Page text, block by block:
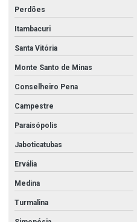
Perdões
Itambacuri
Santa Vitória
Monte Santo de Minas
Conselheiro Pena
Campestre
Paraisópolis
Jaboticatubas
Ervália
Medina
Turmalina